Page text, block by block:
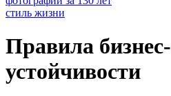
стиль жизни
Правила бизнес-
устойчивости